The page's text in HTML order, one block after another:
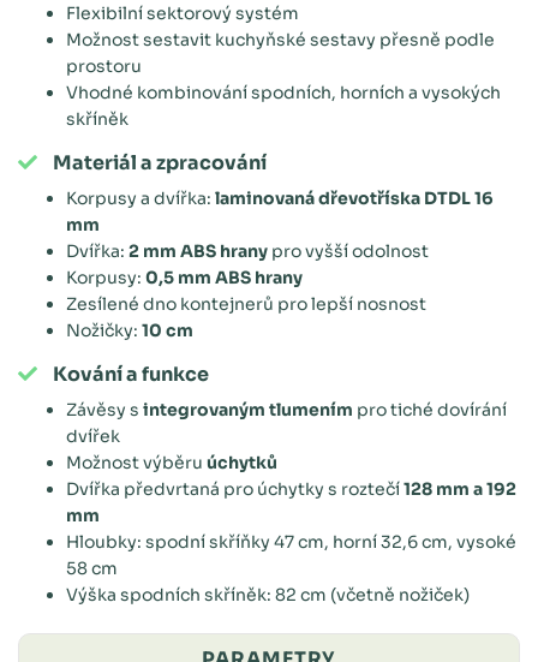
Flexibilní sektorový systém
Možnost sestavit kuchyňské sestavy přesně podle
prostoru
Vhodné kombinování spodních, horních a vysokých
skříněk
Materiál a zpracování
Korpusy a dvířka: laminovaná dřevotříska DTDL 16
mm
Dvířka: 2 mm ABS hrany pro vyšší odolnost
Korpusy: 0,5 mm ABS hrany
Zesílené dno kontejnerů pro lepší nosnost
Nožičky: 10 cm
Kování a funkce
Závěsy s integrovaným tlumením pro tiché dovírání
dvířek
Možnost výběru úchytků
Dvířka předvrtaná pro úchytky s roztečí128 mm a 192
mm
Hloubky: spodní skříňky 47 cm, horní 32,6 cm, vysoké
58 cm
Výška spodních skříněk: 82 cm (včetně nožiček)